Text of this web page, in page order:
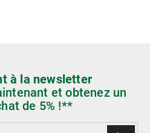
à la newsletter
et obtenez un
de 5% !**